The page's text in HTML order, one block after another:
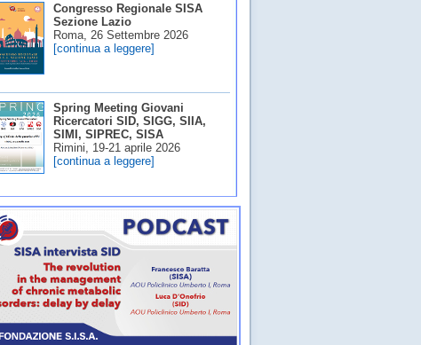
Congresso Regionale SISA
Sezione Lazio
Roma, 26 Settembre 2026
[continua a leggere]
Spring Meeting Giovani
Ricercatori SID, SIGG, SIIA,
SIMI, SIPREC, SISA
Rimini, 19-21 aprile 2026
[continua a leggere]